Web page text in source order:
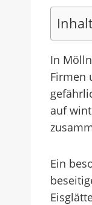
In
Firmen
auf
Ein